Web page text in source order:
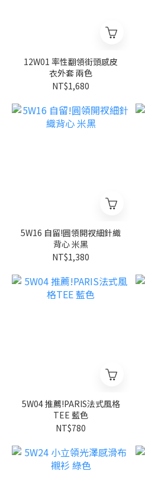
12W01 率性翻領街頭感皮
衣外套 兩色
NT$1,680
5W16 自留!圓領開衩細針織
背心 米黑
NT$1,380
5W04 推薦!PARIS法式風格
TEE 藍色
NT$780